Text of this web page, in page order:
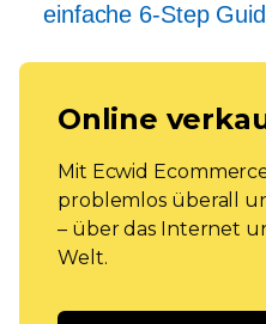
einfache 6-Step
Online
Mit Ecwid
problemlos überall
– über das Internet
Welt.